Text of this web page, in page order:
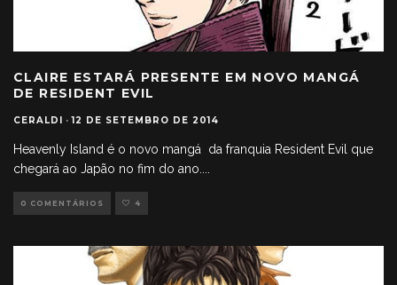
CLAIRE ESTARÁ PRESENTE EM NOVO MANGÁ
DE RESIDENT EVIL
CERALDI · 12 DE SETEMBRO DE 2014
Heavenly Island é o novo mangá da franquia Resident Evil que
chegará ao Japão no fim do ano....
0 COMENTÁRIOS 4